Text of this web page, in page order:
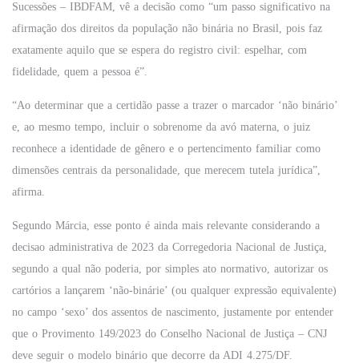
Sucessões – IBDFAM, vê a decisão como “um passo significativo na
afirmação dos direitos da população não binária no Brasil, pois faz
exatamente aquilo que se espera do registro civil: espelhar, com
fidelidade, quem a pessoa é”.
“Ao determinar que a certidão passe a trazer o marcador ‘não binário’
e, ao mesmo tempo, incluir o sobrenome da avó materna, o juiz
reconhece a identidade de gênero e o pertencimento familiar como
dimensões centrais da personalidade, que merecem tutela jurídica”,
afirma.
Segundo Márcia, esse ponto é ainda mais relevante considerando a
decisao administrativa de 2023 da Corregedoria Nacional de Justiça,
segundo a qual não poderia, por simples ato normativo, autorizar os
cartórios a lançarem ‘não-binárie’ (ou qualquer expressão equivalente)
no campo ‘sexo’ dos assentos de nascimento, justamente por entender
que o Provimento 149/2023 do Conselho Nacional de Justiça – CNJ
deve seguir o modelo binário que decorre da ADI 4.275/DF.